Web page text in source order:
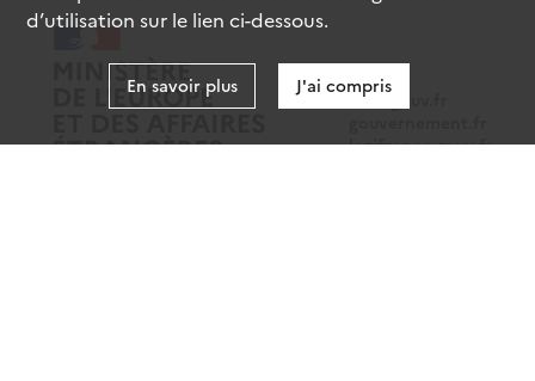
data.gouv.fr
legifrance.gouv.fr
d’utilisation sur le lien ci-dessous.
En savoir plus J'ai compris